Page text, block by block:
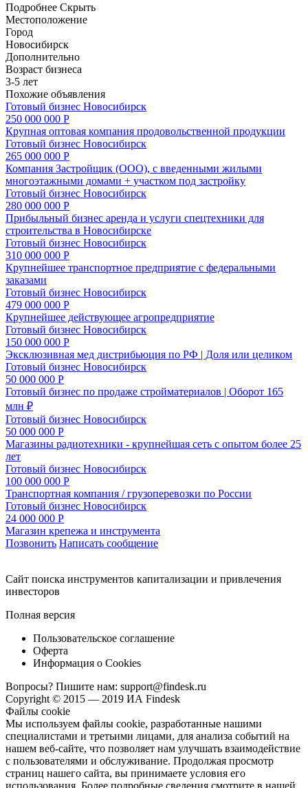
Подробнее Скрыть
Местоположение
Город
Новосибирск
Дополнительно
Возраст бизнеса
3-5 лет
Похожие объявления
Готовый бизнес Новосибирск
250 000 000 Р
Крупная оптовая компания продовольственной продукции
Готовый бизнес Новосибирск
265 000 000 Р
Компания Застройщик (ООО), с введенными жилыми
многоэтажными домами + участком под застройку
Готовый бизнес Новосибирск
280 000 000 Р
Прибыльный бизнес аренда и услуги спецтехники для
строительства в Новосибирске
Готовый бизнес Новосибирск
310 000 000 Р
Крупнейшее транспортное предприятие с федеральными
заказами
Готовый бизнес Новосибирск
479 000 000 Р
Крупнейшее действующее агропредприятие
Готовый бизнес Новосибирск
150 000 000 Р
Эксклюзивная мед дистрибьюция по РФ | Доля или целиком
Готовый бизнес Новосибирск
50 000 000 Р
Готовый бизнес по продаже стройматериалов | Оборот 165
млн ₽
Готовый бизнес Новосибирск
50 000 000 Р
Магазины радиотехники - крупнейшая сеть с опытом более 25
лет
Готовый бизнес Новосибирск
100 000 000 Р
Транспортная компания / грузоперевозки по России
Готовый бизнес Новосибирск
24 000 000 Р
Магазин крепежа и инструмента
Позвонить Написать сообщение
Cайт поиска инструментов капитализации и привлечения
инвесторов
Полная версия
Пользовательское соглашение
Оферта
Информация о Cookies
Вопросы? Пишите нам: support@findesk.ru
Copyright © 2015 — 2019 ИА Findesk
Файлы cookie
Мы используем файлы cookie, разработанные нашими
специалистами и третьими лицами, для анализа событий на
нашем веб-сайте, что позволяет нам улучшать взаимодействие
с пользователями и обслуживание. Продолжая просмотр
страниц нашего сайта, вы принимаете условия его
использования. Более подробные сведения смотрите в нашей